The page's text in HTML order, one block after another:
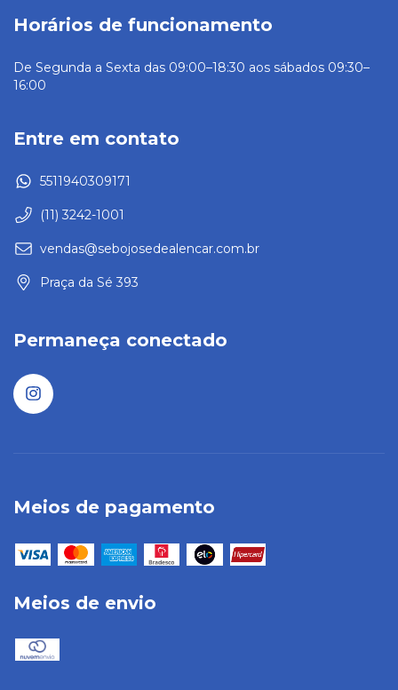
Horários de funcionamento
De Segunda a Sexta das 09:00–18:30 aos sábados 09:30–
16:00
Entre em contato
5511940309171
(11) 3242-1001
vendas@sebojosedealencar.com.br
Praça da Sé 393
Permaneça conectado
Meios de pagamento
Meios de envio